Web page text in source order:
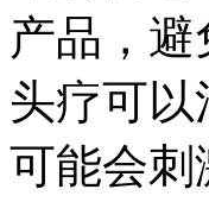
产品，
头疗可
可能会刺